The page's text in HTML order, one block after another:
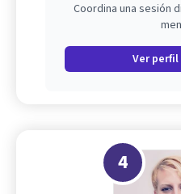
Coordina una sesión
Ver
4